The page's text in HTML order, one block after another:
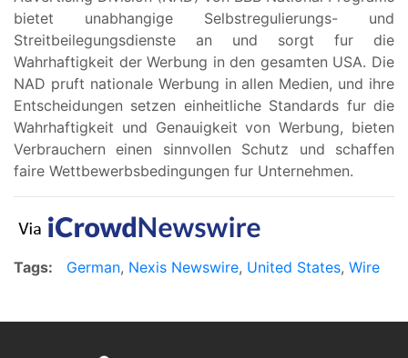
bietet unabhangige Selbstregulierungs- und
Streitbeilegungsdienste an und sorgt fur die
Wahrhaftigkeit der Werbung in den gesamten USA. Die
NAD pruft nationale Werbung in allen Medien, und ihre
Entscheidungen setzen einheitliche Standards fur die
Wahrhaftigkeit und Genauigkeit von Werbung, bieten
Verbrauchern einen sinnvollen Schutz und schaffen
faire Wettbewerbsbedingungen fur Unternehmen.
Tags: German, Nexis Newswire, United States, Wire